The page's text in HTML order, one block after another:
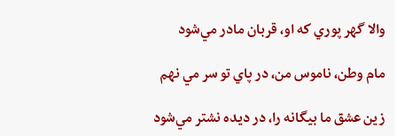
والا گهر پوري‌ كه او، قربان مادر مي‌شود
مام‌ وطن‌، ناموس‌ من‌، در پاي ‌تو سر مي نهم‌
زين‌ عشق‌ ما بيگانه را، در ديده ‌نشتر مي‌شود